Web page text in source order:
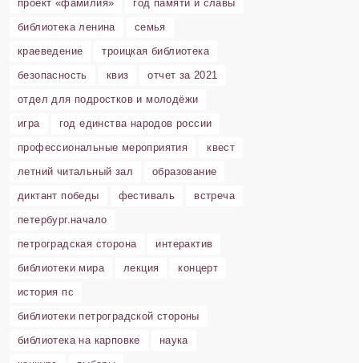
проект «фамилия»
год памяти и славы
библиотека ленина
семья
краеведение
троицкая библиотека
безопасность
квиз
отчет за 2021
отдел для подростков и молодёжи
игра
год единства народов россии
профессиональные мероприятия
квест
летний читальный зал
образование
диктант победы
фестиваль
встреча
петербург.начало
петроградская сторона
интерактив
библиотеки мира
лекция
концерт
история пс
библиотеки петроградской стороны
библиотека на карповке
наука